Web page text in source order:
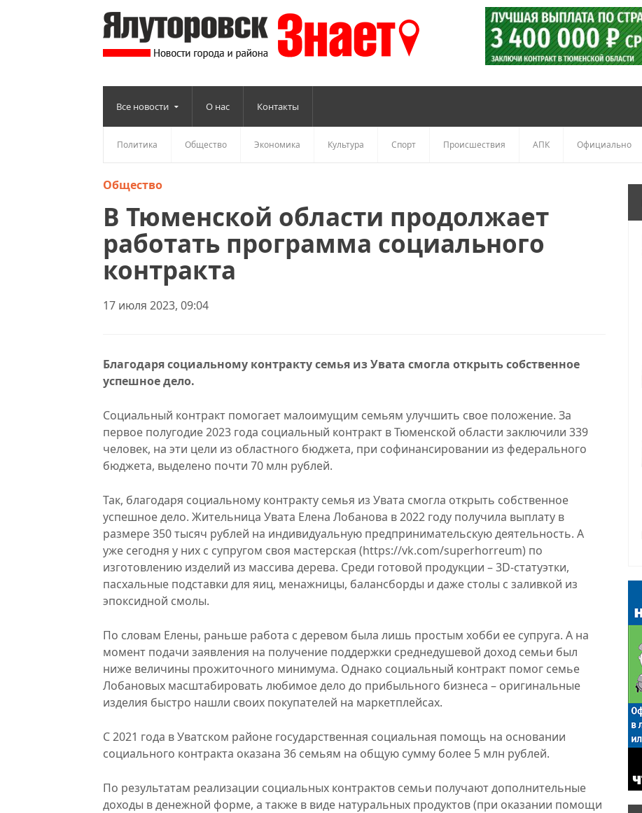
Все новости О нас Контакты
Политика Общество Экономика Культура Спорт Происшествия АПК Официально
Общество
В Тюменской области продолжает
работать программа социального
контракта
17 июля 2023, 09:04
Благодаря социальному контракту семья из Увата смогла открыть собственное
успешное дело.
Социальный контракт помогает малоимущим семьям улучшить свое положение. За
первое полугодие 2023 года социальный контракт в Тюменской области заключили 339
человек, на эти цели из областного бюджета, при софинансировании из федерального
бюджета, выделено почти 70 млн рублей.
Так, благодаря социальному контракту семья из Увата смогла открыть собственное
успешное дело. Жительница Увата Елена Лобанова в 2022 году получила выплату в
размере 350 тысяч рублей на индивидуальную предпринимательскую деятельность. А
уже сегодня у них с супругом своя мастерская (https://vk.com/superhorreum) по
изготовлению изделий из массива дерева. Среди готовой продукции – 3D-статуэтки,
пасхальные подставки для яиц, менажницы, балансборды и даже столы с заливкой из
эпоксидной смолы.
По словам Елены, раньше работа с деревом была лишь простым хобби ее супруга. А на
момент подачи заявления на получение поддержки среднедушевой доход семьи был
ниже величины прожиточного минимума. Однако социальный контракт помог семье
Лобановых масштабировать любимое дело до прибыльного бизнеса – оригинальные
изделия быстро нашли своих покупателей на маркетплейсах.
С 2021 года в Уватском районе государственная социальная помощь на основании
социального контракта оказана 36 семьям на общую сумму более 5 млн рублей.
По результатам реализации социальных контрактов семьи получают дополнительные
доходы в денежной форме, а также в виде натуральных продуктов (при оказании помощи